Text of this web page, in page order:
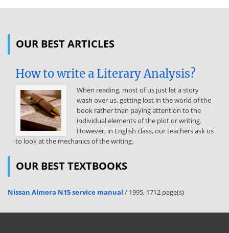
légzési kontrollnak vagy akceptor kontrollnak nevezik. Az ADP-szint
szintézisének gátlása tehát az elektrontranszfert, a NADH
Az oxidatív foszforiláció és terminális oxidáció szétkapcsolásának
jelentősége azonban nem csak experimentális, illetve toxikológiai,
amennyiben a szétkapcsoló szerek súlyos mérgező hatásúak.
Szerepe van a hőtermelésben, a testhőmérséklet fenntartásában,
újszülöttek hőmérséklet adaptációjában. A hőtermelésben igen
fontos szerepet játszik a mitokondriumokban igen gazdag barna
termogenint, egy szétkapcsoló fehérjét, amely protoncsatornát
OUR BEST ARTICLES
How to write a Literary Analysis?
When reading, most of us just let a story
wash over us, getting lost in the world of the
book rather than paying attention to the
individual elements of the plot or writing.
However, in English class, our teachers ask us
to look at the mechanics of the writing.
OUR BEST TEXTBOOKS
Nissan Almera N15 service manual / 1995, 1712 page(s)